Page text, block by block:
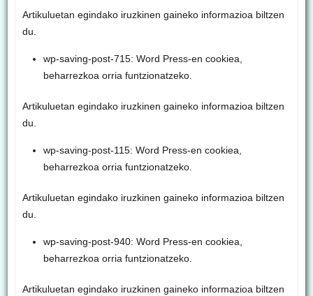
Artikuluetan egindako iruzkinen gaineko informazioa biltzen
du.
wp-saving-post-715: Word Press-en cookiea,
beharrezkoa orria funtzionatzeko.
Artikuluetan egindako iruzkinen gaineko informazioa biltzen
du.
wp-saving-post-115: Word Press-en cookiea,
beharrezkoa orria funtzionatzeko.
Artikuluetan egindako iruzkinen gaineko informazioa biltzen
du.
wp-saving-post-940: Word Press-en cookiea,
beharrezkoa orria funtzionatzeko.
Artikuluetan egindako iruzkinen gaineko informazioa biltzen